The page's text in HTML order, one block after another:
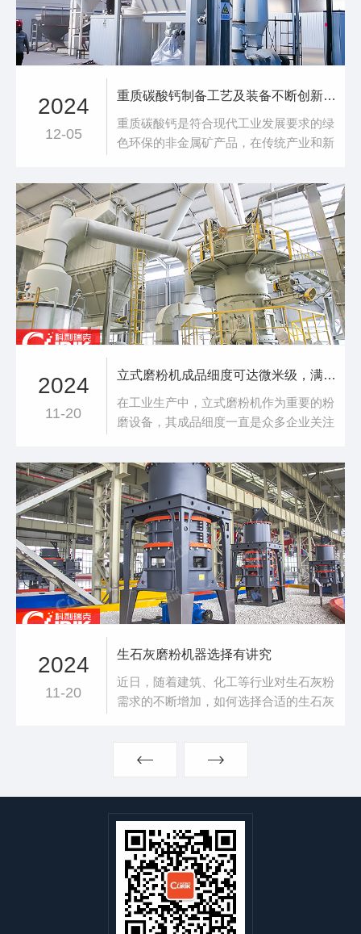
2024
12-05
重质碳酸钙制备工艺及装备不断创新升级
重质碳酸钙是符合现代工业发展要求的绿
色环保的非金属矿产品，在传统产业和新
质碳酸钙的化学性质以及生产效率与效
益，大多采用干法制备的方式。通常以天
然方解石、大理石、白云石或白垩为原
料，经机械设备粉磨和分级后使其达到一
定细度。随着现代大工业对产品品质的要
求和国家**减排
2024
11-20
立式磨粉机成品细度可达微米级，满足多样生产需求
在工业生产中，立式磨粉机作为重要的粉
磨设备，其成品细度一直是众多企业关注
粉机成品细度有所差异。上海科利瑞克的
CLUM系列立式磨粉机，成品细度可达
300-3000目，换算成毫米单位，*细可至
0.001mm左右，主要适用于方解石、大理
石、石灰石等物料的粉磨.这些先进的
2024
11-20
生石灰磨粉机器选择有讲究
近日，随着建筑、化工等行业对生石灰粉
需求的不断增加，如何选择合适的生石灰
同类产品的先进结构，比球磨机效率高、
小。雷蒙磨粉机适用于中小规模的生石灰
磨粉生产，可加工80-325目范围内的生石
灰粉，部